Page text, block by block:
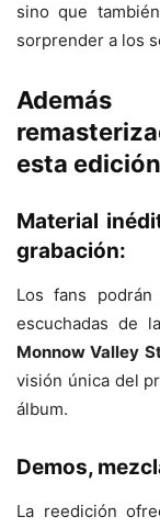
sino que
sorprender a los
esta
Material
grabación:
Los fans
escuchadas de
Monnow Valley
visión única del
álbum.
Demos,
La reedición